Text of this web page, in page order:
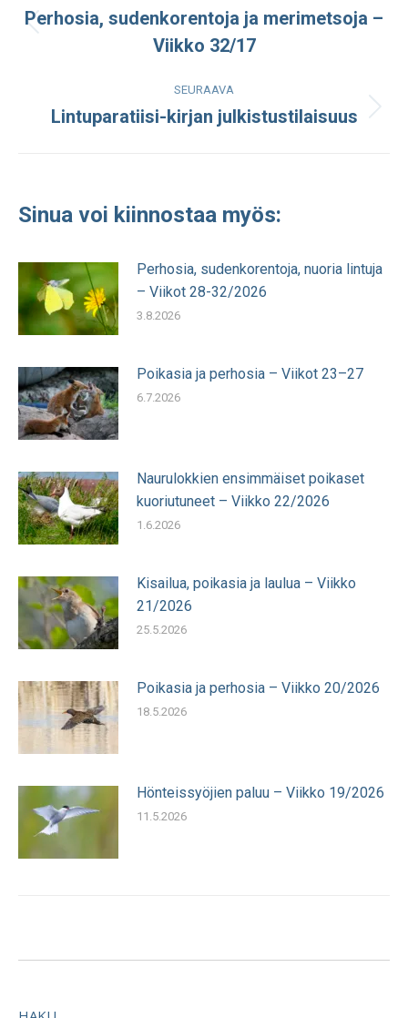
navigation
Edellinen
julkaisu:
Perhosia, sudenkorentoja ja merimetsoja –
Viikko 32/17
SEURAAVA
Seuraava
Lintuparatiisi-kirjan julkistustilaisuus
Sinua voi kiinnostaa myös:
Perhosia, sudenkorentoja, nuoria lintuja
– Viikot 28-32/2026
3.8.2026
Poikasia ja perhosia – Viikot 23–27
6.7.2026
Naurulokkien ensimmäiset poikaset
kuoriutuneet – Viikko 22/2026
1.6.2026
Kisailua, poikasia ja laulua – Viikko
21/2026
25.5.2026
Poikasia ja perhosia – Viikko 20/2026
18.5.2026
Hönteissyöjien paluu – Viikko 19/2026
11.5.2026